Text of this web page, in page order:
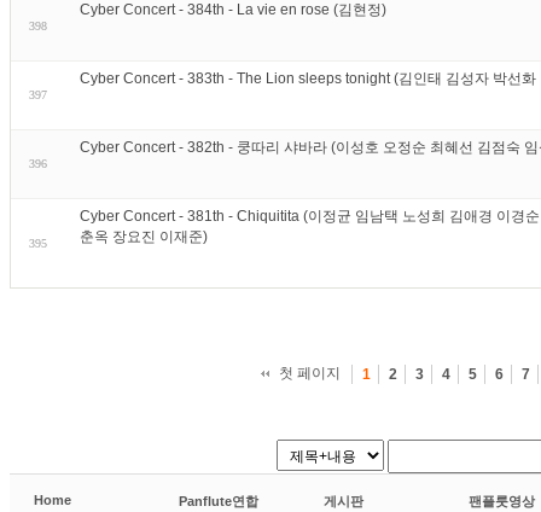
398
Cyber Concert - 384th - La vie en rose (김현정)
397
Cyber Concert - 383th - The Lion sleeps tonight (김인태 김성자 박선화
396
Cyber Concert - 382th - 쿵따리 샤바라 (이성호 오정순 최혜선 김점숙
395
Cyber Concert - 381th - Chiquitita (이정균 임남택 노성희 김애경 이경
춘옥 장요진 이재준)
첫 페이지 1 2 3 4 5 6 7
Home Panflute연합 게시판
팬플룻영상